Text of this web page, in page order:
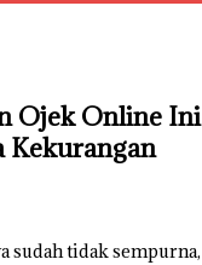
Ojek Online Ini
Kekurangan
sudah tidak sempurna,